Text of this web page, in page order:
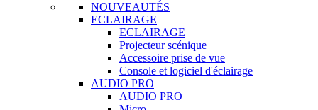
NOUVEAUTÉS
ECLAIRAGE
ECLAIRAGE
Projecteur scénique
Accessoire prise de vue
Console et logiciel d'éclairage
AUDIO PRO
AUDIO PRO